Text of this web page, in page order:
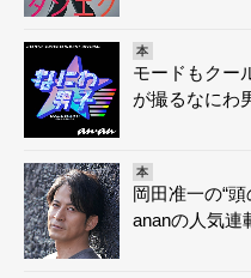
本
モードもクー
が撮るなにわ
本
岡田准一の“
ananの人気連